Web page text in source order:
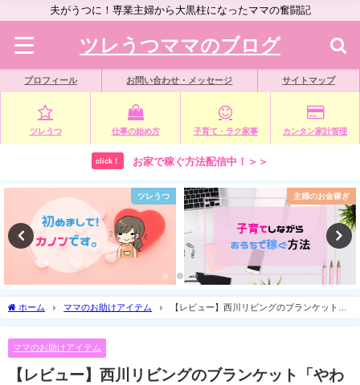
夫がうつに！専業主婦から大黒柱になったママの奮闘記
ツレうつママのブログ
プロフィール お問い合わせ・メッセージ サイトマップ
ツレうつ 仕事の始め方 子育て・ラク家事 カンタン家計管理
click！ お家で稼ぐ方法配信中！＞＞
ツレうつ 主婦のお金稼ぎ
ホーム ママのお助けアイテム
【レビュー】西川リビングのブランケット
「やわらかケット」を使ってみた
ママのお助けアイテム
【レビュー】西川リビングのブランケット「やわ